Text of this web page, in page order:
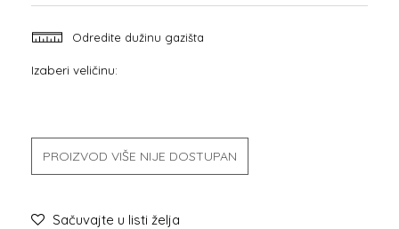
Odredite dužinu gazišta
Izaberi veličinu:
PROIZVOD VIŠE NIJE DOSTUPAN
Sačuvajte u listi želja